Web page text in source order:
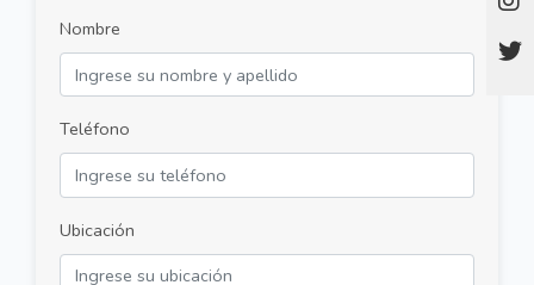
Nombre
Teléfono
Ubicación